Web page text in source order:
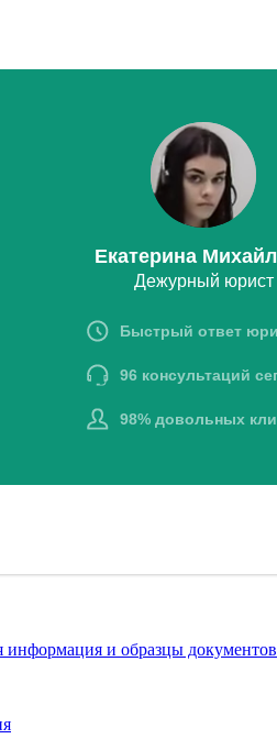
информация и образцы документов